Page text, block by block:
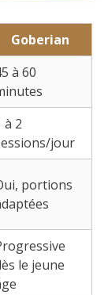
Goberian
à 60
à 2
jour
portions
le jeune